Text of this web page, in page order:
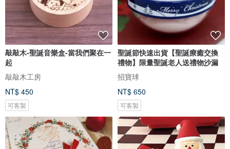
敲敲木-聖誕音樂盒-當我們聚在一
起
敲敲木工房
NT$ 450
可客製
聖誕節快速出貨【聖誕療癒交換
禮物】限量聖誕老人送禮物沙漏
招寶球
NT$ 650
可客製